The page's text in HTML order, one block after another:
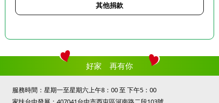
其他捐款
好家 再有你
服務時間：星期一至星期六上午8：00 至 下午5：00